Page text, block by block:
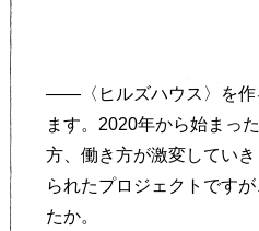
——〈ヒルズハウス〉を作
ます。2020年から始まっ
方、働き方が激変してい
られたプロジェクトです
たか。